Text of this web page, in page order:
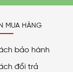
MUA HÀNG
bảo hành
đổi trả